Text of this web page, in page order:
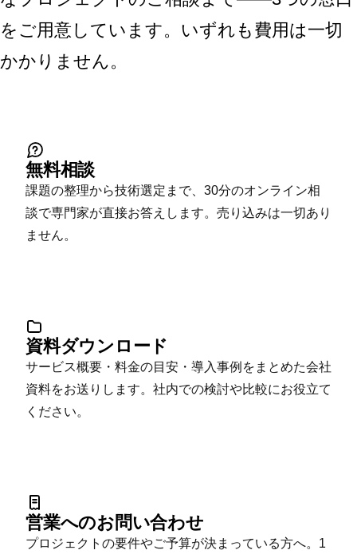
をご用意しています。いずれも費用は一切
かかりません。
無料相談
課題の整理から技術選定まで、30分のオンライン相
談で専門家が直接お答えします。売り込みは一切あり
ません。
資料ダウンロード
サービス概要・料金の目安・導入事例をまとめた会社
資料をお送りします。社内での検討や比較にお役立て
ください。
営業へのお問い合わせ
プロジェクトの要件やご予算が決まっている方へ。1